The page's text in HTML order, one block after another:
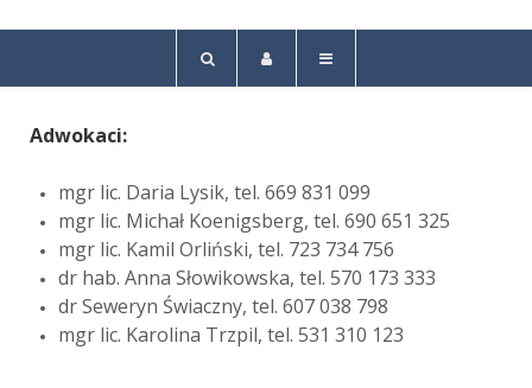
Adwokaci:
mgr lic. Daria Lysik, tel. 669 831 099
mgr lic. Michał Koenigsberg, tel. 690 651 325
mgr lic. Kamil Orliński, tel. 723 734 756
dr hab. Anna Słowikowska, tel. 570 173 333
dr Seweryn Świaczny, tel. 607 038 798
mgr lic. Karolina Trzpil, tel. 531 310 123